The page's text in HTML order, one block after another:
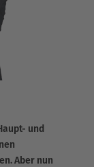
und
Aber nun